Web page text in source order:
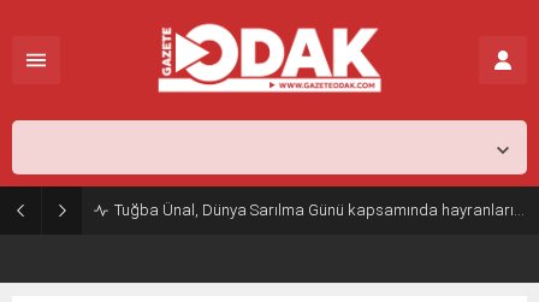
Tuğba Ünal, Dünya Sarılma Günü kapsamında hayranlarıyla buluştu